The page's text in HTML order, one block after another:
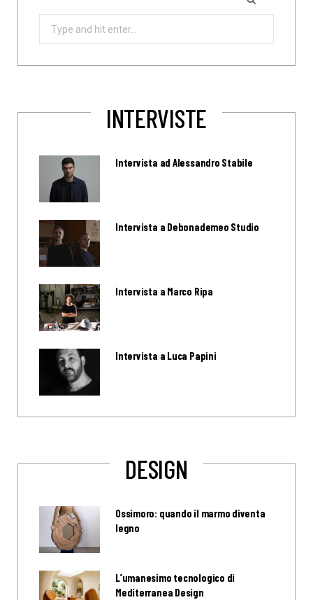
INTERVISTE
Intervista ad Alessandro Stabile
Intervista a Debonademeo Studio
Intervista a Marco Ripa
Intervista a Luca Papini
DESIGN
Ossimoro: quando il marmo diventa
legno
L’umanesimo tecnologico di
Mediterranea Design